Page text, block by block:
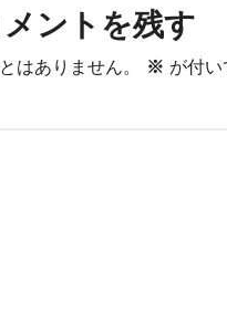
メントを残す
はありません。 ※ が付い